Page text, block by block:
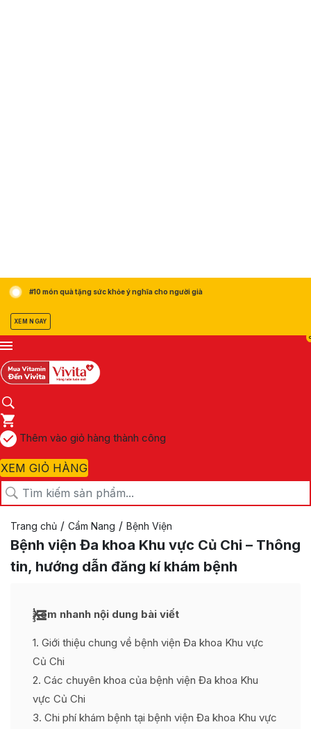
#10 món quà tặng sức khỏe ý nghĩa cho người già
XEM NGAY
0
Thêm vào giỏ hàng thành công
XEM GIỎ HÀNG
Trang chủ / Cẩm Nang / Bệnh Viện
Bệnh viện Đa khoa Khu vực Củ Chi – Thông
tin, hướng dẫn đăng kí khám bệnh
Xem nhanh nội dung bài viết
1 Giới thiệu chung về bệnh viện Đa khoa Khu vực
Củ Chi
2 Các chuyên khoa của bệnh viện Đa khoa Khu
vực Củ Chi
3 Chi phí khám bệnh tại bệnh viện Đa khoa Khu vực